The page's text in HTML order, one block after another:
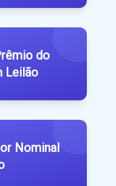
do
Leilão
Nominal